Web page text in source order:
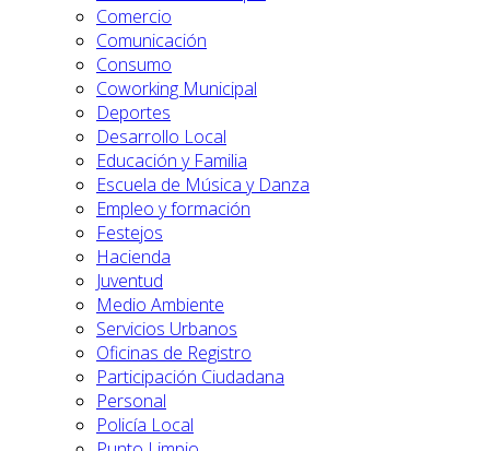
Comercio
Comunicación
Consumo
Coworking Municipal
Deportes
Desarrollo Local
Educación y Familia
Escuela de Música y Danza
Empleo y formación
Festejos
Hacienda
Juventud
Medio Ambiente
Servicios Urbanos
Oficinas de Registro
Participación Ciudadana
Personal
Policía Local